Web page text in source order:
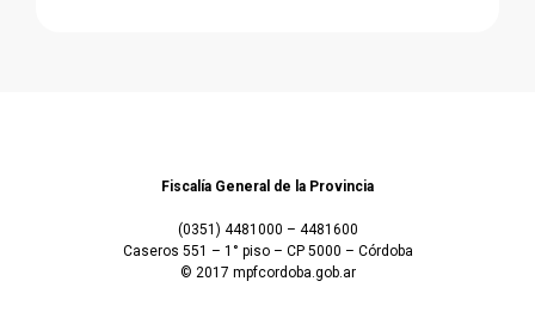
Fiscalía General de la Provincia
(0351) 4481000 – 4481600
Caseros 551 – 1° piso – CP 5000 – Córdoba
© 2017 mpfcordoba.gob.ar